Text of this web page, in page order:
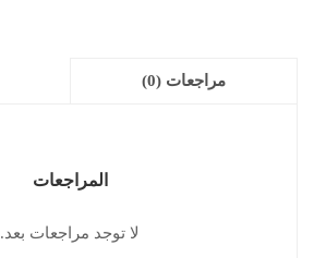
مراجعات (0)
المراجعات
لا توجد مراجعات بعد.